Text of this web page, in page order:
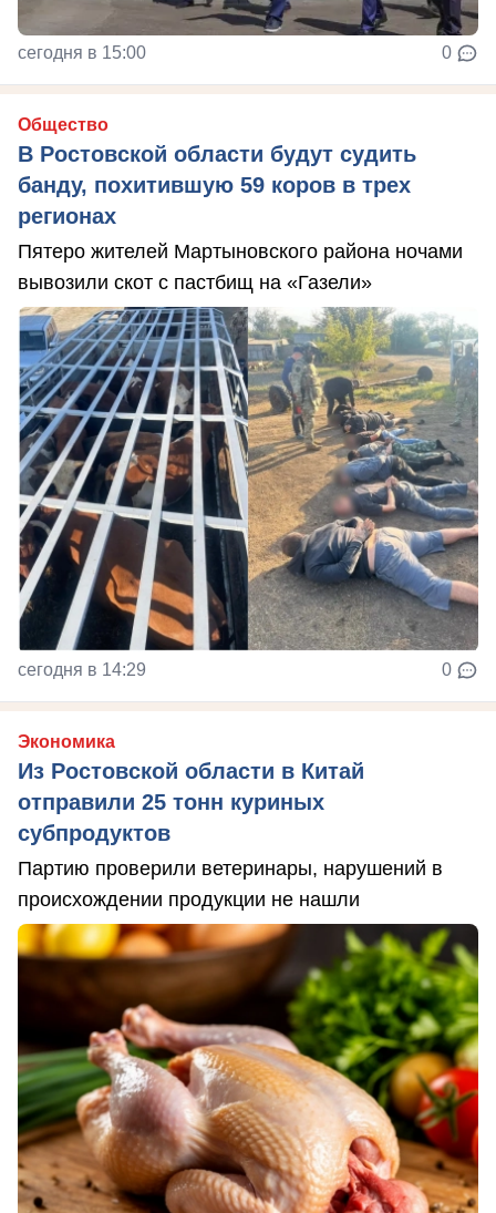
сегодня в 15:00 0
Общество
В Ростовской области будут судить
банду, похитившую 59 коров в трех
регионах
Пятеро жителей Мартыновского района ночами
вывозили скот с пастбищ на «Газели»
сегодня в 14:29 0
Экономика
Из Ростовской области в Китай
отправили 25 тонн куриных
субпродуктов
Партию проверили ветеринары, нарушений в
происхождении продукции не нашли